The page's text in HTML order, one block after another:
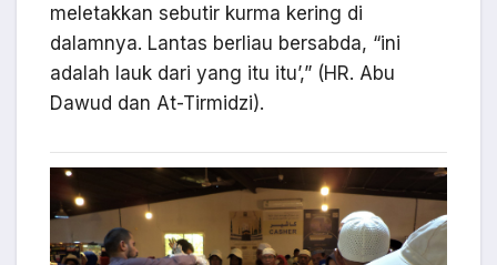
meletakkan sebutir kurma kering di
dalamnya. Lantas berliau bersabda, “ini
adalah lauk dari yang itu itu’,” (HR. Abu
Dawud dan At-Tirmidzi).